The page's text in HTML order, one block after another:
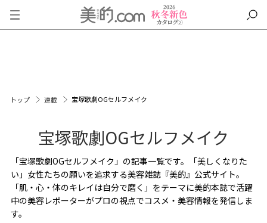
トップ 連載 宝塚歌劇OGセルフメイク
宝塚歌劇OGセルフメイク
「宝塚歌劇OGセルフメイク」の記事一覧です。「美しくなりた
い」女性たちの願いを追求する美容雑誌『美的』公式サイト。
「肌・心・体のキレイは自分で磨く」をテーマに美的本誌で活躍
中の美容レポーターがプロの視点でコスメ・美容情報を発信しま
す。